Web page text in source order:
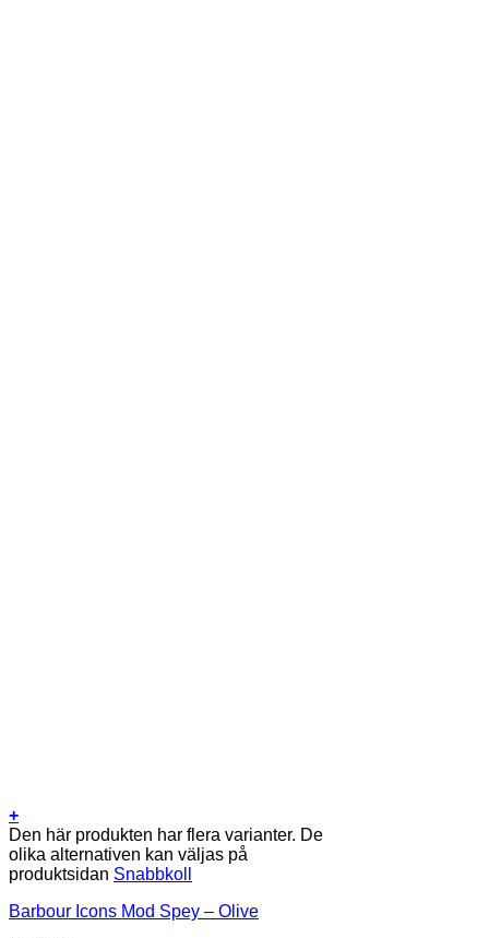
+
Den här produkten har flera varianter. De
olika alternativen kan väljas på
produktsidan Snabbkoll
Barbour Icons Mod Spey – Olive